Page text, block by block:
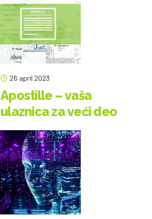
26 april 2023
Apostille – vaša
ulaznica za veći deo
svetske pozornice